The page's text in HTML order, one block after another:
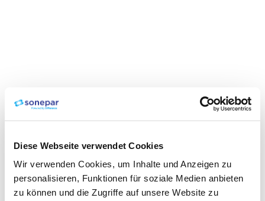
Diese Webseite verwendet Cookies
Wir verwenden Cookies, um Inhalte und Anzeigen zu
personalisieren, Funktionen für soziale Medien anbieten
zu können und die Zugriffe auf unsere Website zu